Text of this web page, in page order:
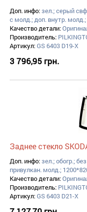
Доп. инфо:зел.; серый
с молд.; доп. внутр.
Качество детали:
Производитель:
Артикул:GS 6403 D19-X
3 796,95 грн.
Заднее стекло
Доп. инфо:зел.; обогр.;
привулкан. молд.;
Качество детали:
Производитель:
Артикул:GS 6403 D21-X